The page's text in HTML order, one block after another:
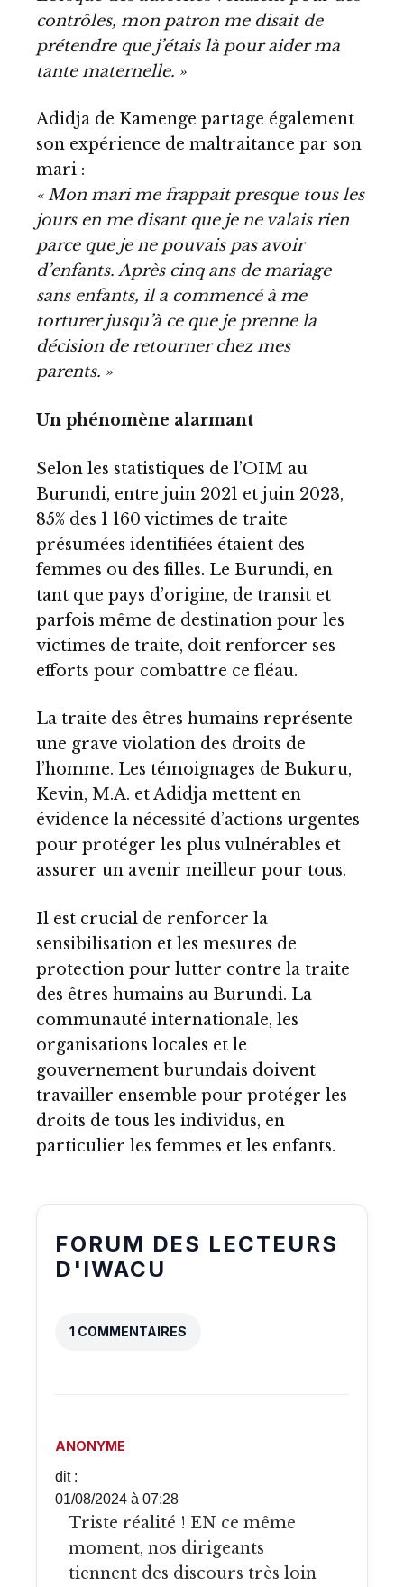
contrôles, mon patron me disait de
prétendre que j’étais là pour aider ma
tante maternelle. »
Adidja de Kamenge partage également
son expérience de maltraitance par son
mari :
« Mon mari me frappait presque tous les
jours en me disant que je ne valais rien
parce que je ne pouvais pas avoir
d’enfants. Après cinq ans de mariage
sans enfants, il a commencé à me
torturer jusqu’à ce que je prenne la
décision de retourner chez mes
parents. »
Un phénomène alarmant
Selon les statistiques de l’OIM au
Burundi, entre juin 2021 et juin 2023,
85% des 1 160 victimes de traite
présumées identifiées étaient des
femmes ou des filles. Le Burundi, en
tant que pays d’origine, de transit et
parfois même de destination pour les
victimes de traite, doit renforcer ses
efforts pour combattre ce fléau.
La traite des êtres humains représente
une grave violation des droits de
l’homme. Les témoignages de Bukuru,
Kevin, M.A. et Adidja mettent en
évidence la nécessité d’actions urgentes
pour protéger les plus vulnérables et
assurer un avenir meilleur pour tous.
Il est crucial de renforcer la
sensibilisation et les mesures de
protection pour lutter contre la traite
des êtres humains au Burundi. La
communauté internationale, les
organisations locales et le
gouvernement burundais doivent
travailler ensemble pour protéger les
droits de tous les individus, en
particulier les femmes et les enfants.
FORUM DES LECTEURS
D'IWACU
1 COMMENTAIRES
ANONYME
dit :
01/08/2024 à 07:28
Triste réalité ! EN ce même
moment, nos dirigeants
tiennent des discours très loin